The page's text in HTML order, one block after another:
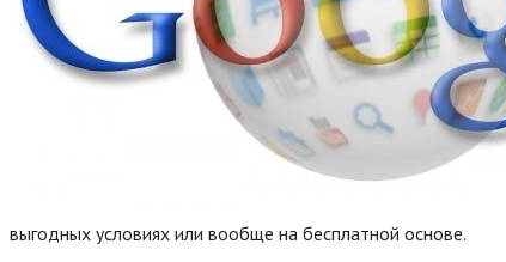
выгодных условиях или вообще на бесплатной основе.